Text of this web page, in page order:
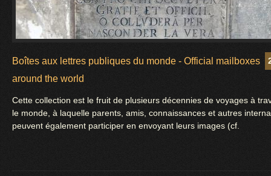
Boîtes aux lettres publiques du monde - Official mailboxes
around the world
Cette collection est le fruit de plusieurs décennies de voyages à
le monde, à laquelle parents, amis, connaissances et autres
peuvent également participer en envoyant leurs images (cf.